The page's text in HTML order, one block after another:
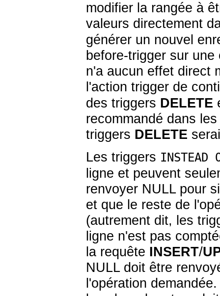
modifier la rangée à
valeurs directement
générer un nouvel
before-trigger sur
n'a aucun effet direct
l'action trigger de
des triggers DELETE
recommandé dans
triggers DELETE
Les triggers INSTEAD
ligne et peuvent
renvoyer NULL pour
et que le reste de
(autrement dit, les
ligne n'est pas
la requête INSERT/
NULL doit être
l'opération